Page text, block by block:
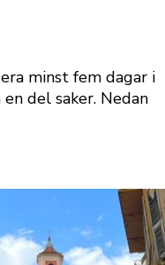
minst fem dagar i
del saker. Nedan